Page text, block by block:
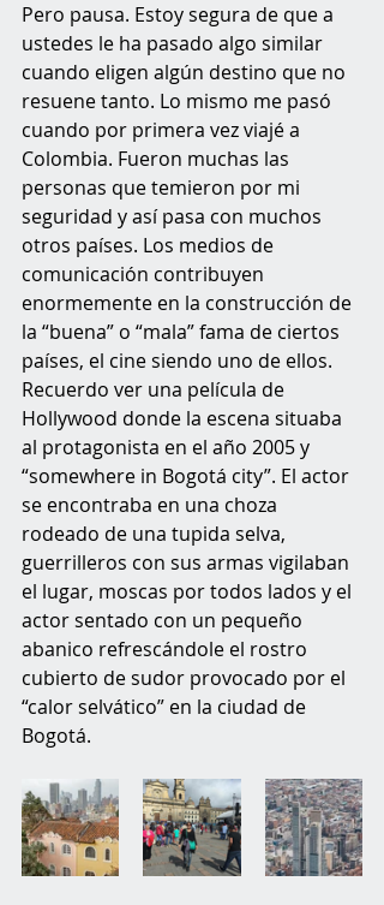
Pero pausa. Estoy segura de que a
ustedes le ha pasado algo similar
cuando eligen algún destino que no
resuene tanto. Lo mismo me pasó
cuando por primera vez viajé a
Colombia. Fueron muchas las
personas que temieron por mi
seguridad y así pasa con muchos
otros países. Los medios de
comunicación contribuyen
enormemente en la construcción de
la “buena” o “mala” fama de ciertos
países, el cine siendo uno de ellos.
Recuerdo ver una película de
Hollywood donde la escena situaba
al protagonista en el año 2005 y
“somewhere in Bogotá city”. El actor
se encontraba en una choza
rodeado de una tupida selva,
guerrilleros con sus armas vigilaban
el lugar, moscas por todos lados y el
actor sentado con un pequeño
abanico refrescándole el rostro
cubierto de sudor provocado por el
“calor selvático” en la ciudad de
Bogotá.